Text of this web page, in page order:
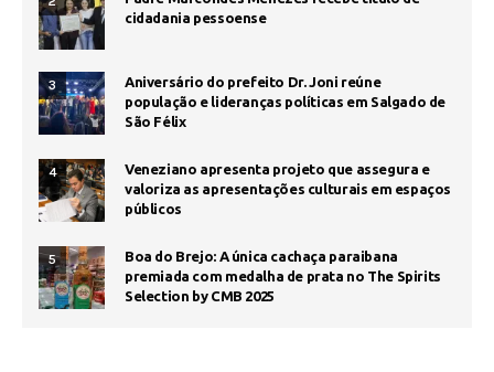
cidadania pessoense
3
Aniversário do prefeito Dr. Joni reúne
população e lideranças políticas em Salgado de
São Félix
4
Veneziano apresenta projeto que assegura e
valoriza as apresentações culturais em espaços
públicos
5
Boa do Brejo: A única cachaça paraibana
premiada com medalha de prata no The Spirits
Selection by CMB 2025